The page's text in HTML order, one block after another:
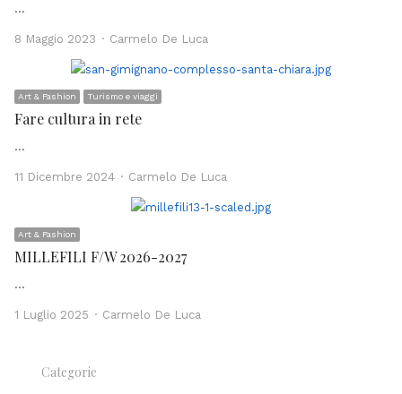
…
8 Maggio 2023 Author
Carmelo De Luca
Art & Fashion Turismo e viaggi
Fare cultura in rete
…
11 Dicembre 2024 Author
Carmelo De Luca
Art & Fashion
MILLEFILI F/W 2026-2027
…
1 Luglio 2025 Author
Carmelo De Luca
Categorie